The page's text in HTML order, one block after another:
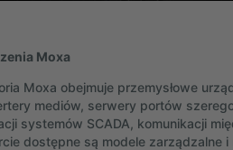
Moxa
Moxa obejmuje przemysłowe
mediów, serwery portów
systemów SCADA, komunikacji
dostępne są modele zarządzalne